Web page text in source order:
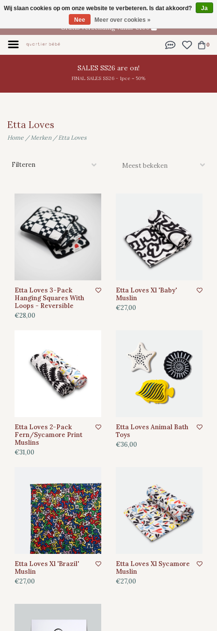
NL
Gratis verzending vanaf €100
0
SALES SS26 are on!
FINAL SALES SS26 - 1pce = 50%
Etta Loves
Home /Merken/Etta Loves
Filteren
Etta Loves 3-Pack
Hanging Squares With
Loops - Reversible
€28,00
Etta Loves Xl 'Baby'
Muslin
€27,00
Etta Loves 2-Pack
Fern/Sycamore Print
Muslins
€31,00
Etta Loves Animal Bath
Toys
€36,00
Etta Loves Xl 'Brazil'
Muslin
€27,00
Etta Loves Xl Sycamore
Muslin
€27,00
Wij slaan cookies op om onze website te verbeteren. Is dat akkoord?
Ja
Nee
Meer over cookies »